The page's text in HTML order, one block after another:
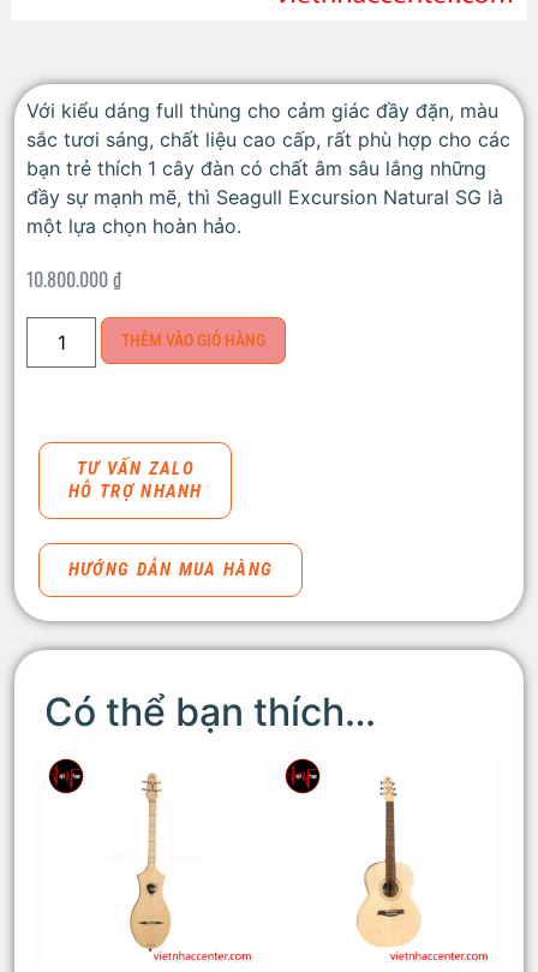
Với kiểu dáng full thùng cho cảm giác đầy đặn, màu
sắc tươi sáng, chất liệu cao cấp, rất phù hợp cho các
bạn trẻ thích 1 cây đàn có chất âm sâu lắng những
đầy sự mạnh mẽ, thì Seagull Excursion Natural SG là
một lựa chọn hoàn hảo.
10.800.000₫
THÊM VÀO GIỎ HÀNG
TƯ VẤN ZALO
HỖ TRỢ NHANH
HƯỚNG DẪN MUA HÀNG
Có thể bạn thích…